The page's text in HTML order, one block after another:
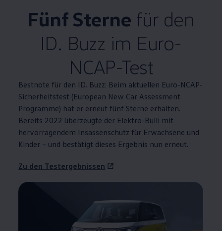
Fünf Sterne für den
ID. Buzz im Euro-
NCAP-Test
Bestnote für den ID. Buzz: Beim aktuellen Euro-NCAP-
Sicherheitstest (European New Car Assessment
Programme) hat er erneut fünf Sterne erhalten.
Bereits 2022 überzeugte der Elektro-Bulli mit
hervorragendem Insassenschutz für Erwachsene und
Kinder – und bestätigt dieses Ergebnis nun erneut.
Zu den Testergebnissen